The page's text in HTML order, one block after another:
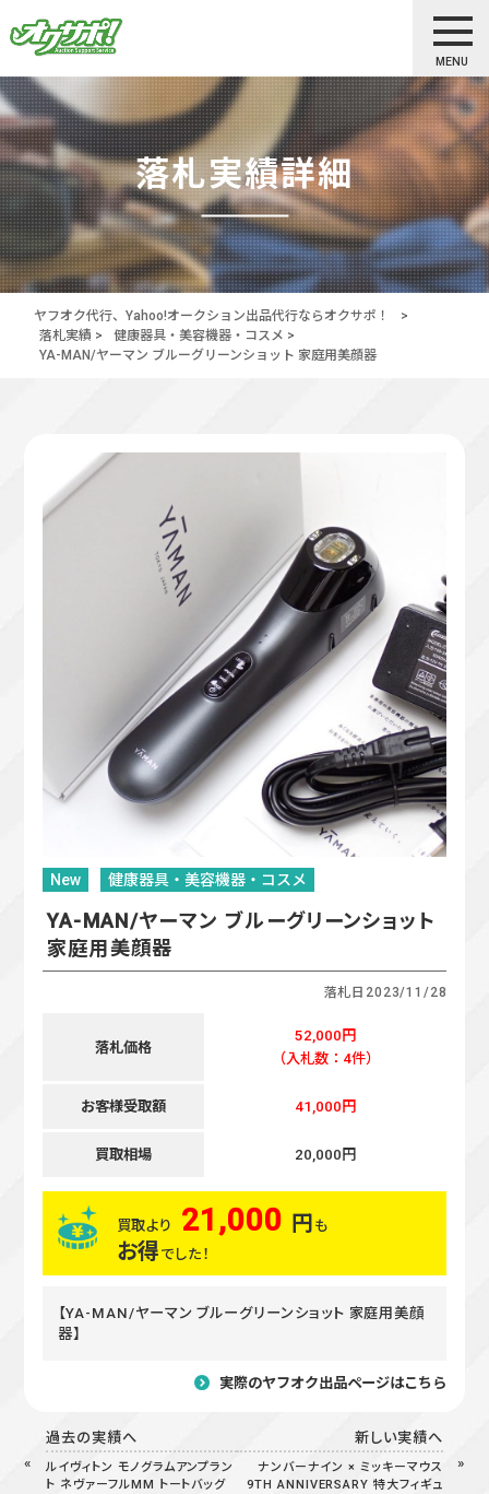
MENU
落札実績詳細
ヤフオク代行、Yahoo!オークション出品代行ならオクサポ！
>
落札実績 > 健康器具・美容機器・コスメ >
YA-MAN/ヤーマン ブルーグリーンショット 家庭用美顔器
New 健康器具・美容機器・コスメ
YA-MAN/ヤーマン ブルーグリーンショット
家庭用美顔器
落札日 2023/11/28
落札価格
52,000円
（入札数：4件）
お客様受取額 41,000円
買取相場 20,000円
買取より 21,000 円 も
お得 でした！
【YA-MAN/ヤーマン ブルーグリーンショット 家庭用美顔
器】
実際のヤフオク出品ページはこちら
過去の実績へ
ルイヴィトン モノグラムアンプラン
ト ネヴァーフルMM トートバッグ
新しい実績へ
ナンバーナイン × ミッキーマウス
9TH ANNIVERSARY 特大フィギュ